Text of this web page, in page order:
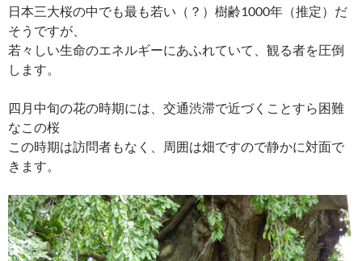
日本三大桜の中でも最も若い（？）樹齢1000年（推定）だ
そうですが、
若々しい生命のエネルギーにあふれていて、観る者を圧倒
します。
四月中旬の花の時期には、交通渋滞で近づくことすら困難
なこの桜
この時期は訪問者もなく、周囲は畑ですので静かに対面で
きます。